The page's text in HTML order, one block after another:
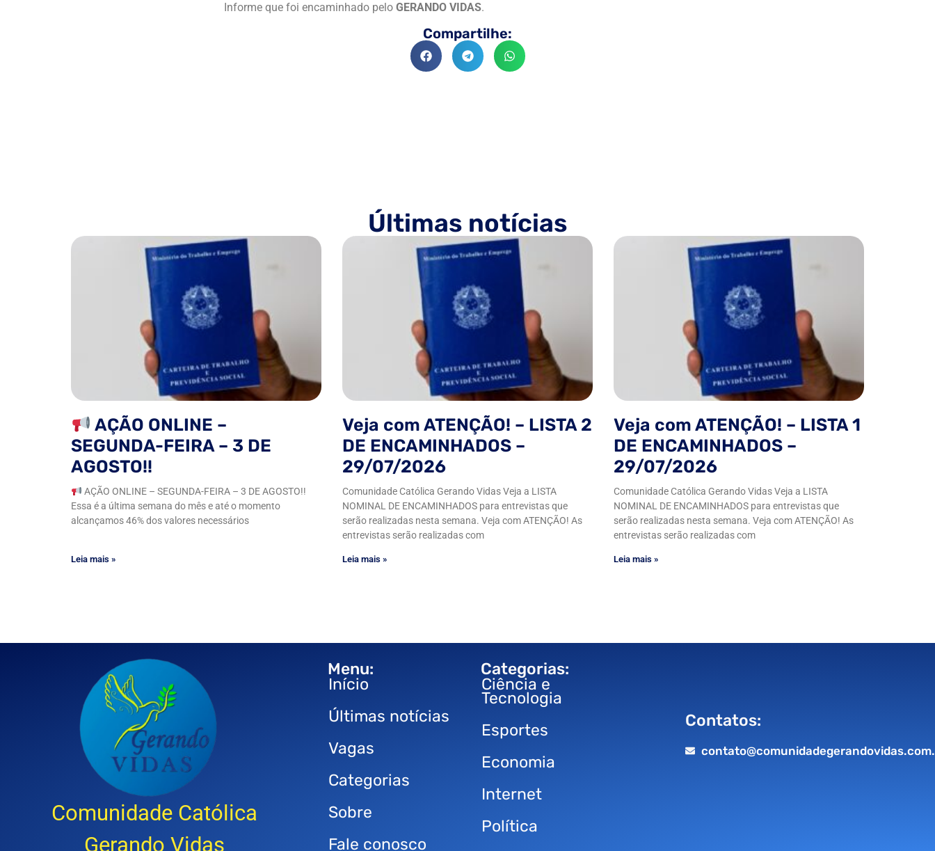
Informe que foi encaminhado pelo GERANDO VIDAS.
Compartilhe:
Últimas notícias
AÇÃO ONLINE –
SEGUNDA-FEIRA – 3 DE
AGOSTO!!
AÇÃO ONLINE – SEGUNDA-FEIRA – 3 DE AGOSTO!!
Essa é a última semana do mês e até o momento
alcançamos 46% dos valores necessários
Leia mais »
Veja com ATENÇÃO! – LISTA 2
DE ENCAMINHADOS –
29/07/2026
Comunidade Católica Gerando Vidas Veja a LISTA
NOMINAL DE ENCAMINHADOS para entrevistas que
serão realizadas nesta semana. Veja com ATENÇÃO! As
entrevistas serão realizadas com
Leia mais »
Veja com ATENÇÃO! – LISTA 1
DE ENCAMINHADOS –
29/07/2026
Comunidade Católica Gerando Vidas Veja a LISTA
NOMINAL DE ENCAMINHADOS para entrevistas que
serão realizadas nesta semana. Veja com ATENÇÃO! As
entrevistas serão realizadas com
Leia mais »
Comunidade Católica
Gerando Vidas
Menu:
Início
Últimas notícias
Vagas
Categorias
Sobre
Fale conosco
Categorias:
Ciência e
Tecnologia
Esportes
Economia
Internet
Política
Contatos: